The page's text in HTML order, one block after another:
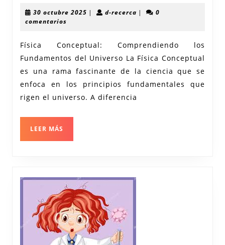
las
la
Física
Conceptual
30 octubre 2025 30| d-recercad-|
0
comentarios
Física Conceptual: Comprendiendo los
Fundamentos del Universo La Física Conceptual
es una rama fascinante de la ciencia que se
enfoca en los principios fundamentales que
rigen el universo. A diferencia
LEER MÁS